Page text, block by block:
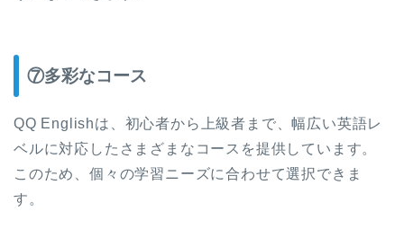
⑦多彩なコース
QQ Englishは、初心者から上級者まで、幅広い英語レ
ベルに対応したさまざまなコースを提供しています。
このため、個々の学習ニーズに合わせて選択できま
す。